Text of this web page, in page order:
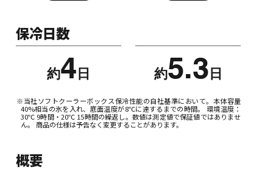
保冷日数
約4 日 約5.3 日
※当社ソフトクーラーボックス保冷性能の自社基準において。本体容量
40%相当の氷を入れ、底面温度が8℃に達するまでの時間。 環境温度：
30℃ 9時間・20℃ 15時間の繰返し。数値は測定値で保証値ではありませ
ん。 商品の仕様は予告なく変更することがあります。
概要